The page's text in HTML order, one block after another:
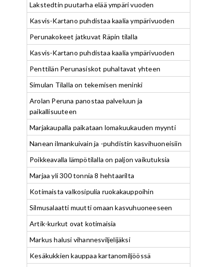
Lakstedtin puutarha elää ympäri vuoden
Kasvis-Kartano puhdistaa kaalia ympärivuoden
Perunakokeet jatkuvat Räpin tilalla
Kasvis-Kartano puhdistaa kaalia ympärivuoden
Penttilän Perunasiskot puhaltavat yhteen
Simulan Tilalla on tekemisen meninki
Arolan Peruna panostaa palveluun ja
paikallisuuteen
Marjakaupalla paikataan lomakuukauden myynti
Nanean ilmankuivain ja -puhdistin kasvihuoneisiin
Poikkeavalla lämpötilalla on paljon vaikutuksia
Marjaa yli 300 tonnia 8 hehtaarilta
Kotimaista valkosipulia ruokakauppoihin
Silmusalaatti muutti omaan kasvuhuoneeseen
Artik-kurkut ovat kotimaisia
Markus halusi vihannesviljelijäksi
Kesäkukkien kauppaa kartanomiljöössä